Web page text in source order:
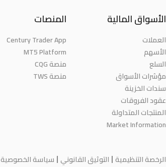
الأسواق المالية
العملات
الأسهم
السلع
مؤشرات الأسواق
سندات الخزينة
عقود الفروقات
المنتجات المتداولة
Market Information
المنصات
Century Trader App
MT5 Platform
منصة CQG
منصة TWS
الرخصة التنظيمية التوثيق القانوني سياسة الخصوصية